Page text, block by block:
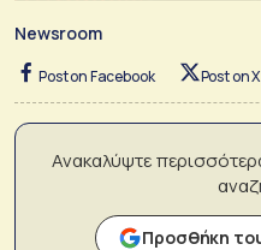
Newsroom
Post on Facebook Post on X
Ανακαλύψτε
Προσθήκη